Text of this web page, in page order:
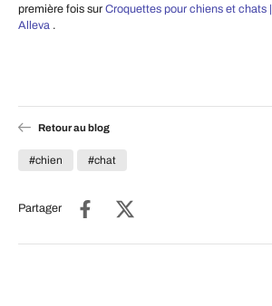
première fois sur Croquettes pour chiens et chats |
Alleva .
Retour au blog
#chien #chat
Partager